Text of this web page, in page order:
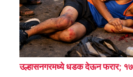
उल्हासनगरमध्ये धडक देऊन फरार; १७